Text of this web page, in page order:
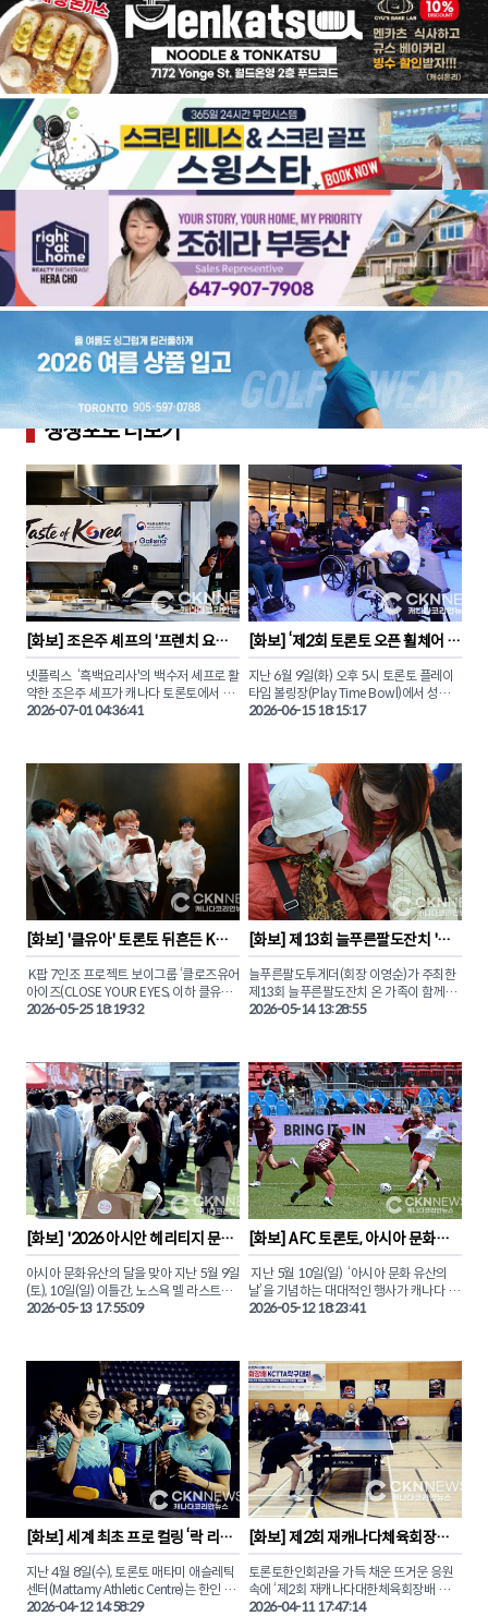
생생포토더보기
[화보] 조은주 셰프의 '프렌치 요리
와 한식의 만남' 토론토 시연회
넷플릭스  ‘흑백요리사'의 백수저 셰프로 활
약한 조은주 셰프가 캐나다 토론토에서 고
품격 K-푸드의 진수를 선보였다.
열린 이번 행사는 온주한인비즈니스협회
(KCBA)와 한식진흥원(KFPI)이 공동 주최
하고, 주토론토총영사관과 갤러리아슈퍼마
켓의 후원으로 진행됐다.
‘고품격 K-파인 다이닝과 창작 칵테일의 만
남(THE CULINARY CONVERGENCE)’이
라는 주제로 열린 조은주 셰프의 정교한 프
렌치 분자요리 기법과 한국 전통 식재료의
깊은 맛이 접시 위에서 독창적인 예술로 피
어났다.
현지 미식가들과 한인 요식업계 리더들은
눈과 입을 모두 사로잡는 조은주 셰프의 아
름다운 요리 시연회 현장의 감동을 CKN뉴
2026-07-01 04:36:41
[화보] ‘제2회 토론토 오픈 휠체어 볼
링대회’ 화합과 감동의 현장
지난 6월 9일(화) 오후 5시 토론토 플레이
타임 볼링장(Play Time Bowl)에서 성인장
애인공동체 주최로 열린 ‘제2회 토론토 오
이날 대회는 장애인과 비장애인이 한자리
에 모여 깊은 유대감을 나누는 볼링 축제의
장으로 채워졌다.
비장애인 참가자들은 직접 휠체어에 앉아
함께 공을 굴리며 장애에 대한 편견을 허물
고 아름다운 소통의 순간을 만들어냈다.
도전과 성취 그리고 따뜻한 연대의 감동이
교차했던 그날의 생생한 장면들을 독자들
에게 화보로 전해본다.
2026-06-15 18:15:17
[화보] '클유아' 토론토 뒤흔든 K
팝… 캐나다 투어 콘서트 성료
K팝 7인조 프로젝트 보이그룹 ‘클로즈유어
아이즈(CLOSE YOUR EYES, 이하 클유
아)’가 토론토에서 캐나다 첫 번째 단독 콘
토론토 공연은 지난 5월 22일(금) 오후 6
30분, 다운타운에 위치한 ‘블루마 애플 시
어터(Bluma Appel Theatre)’에서 ‘비욘드
유어 아이즈(BEYOND YOUR EYES)’라는
타이틀로 800여명의 관객들 앞에서 개최
됐다.
이번 공연은 '클유아'의 공식 팬덤인 '클로
저(CLOSER)' 팬들의 뜨거운 호응 속에 전
석 매진을 기록했다. 본보가 직접 취재한 클
유아의 토론토 콘서트를 사진으로 만나보
자.
© 2026 CANADA KOREAN NETWORK
NEWS (CKN뉴스)
2026-05-25 18:19:32
[화보] 제13회 늘푸른팔도잔치 '어
버이날 행사' 성황리 개최
늘푸른팔도투게더(회장 이영순)가 주최한
제13회 늘푸른팔도잔치 온 가족이 함께하
는 ‘어버이날 행사’가 지난 9일(토) 오후 5
마무리됐다.
이날 행사에는 지역 한인 어르신과 내외빈,
공연진을 포함해 약 200여 명이 참석했으
며 도윤주 씨의 사회로 진행됐다.
1부와 2부로 나뉘어 다채로운 프로그램과
기념식 행사가 진행됐다. CKN뉴스와 함께
이날 현장의 뜨거운 분위기를 만나보자.
2026-05-14 13:28:55
[화보] '2026 아시안 헤리티지 문화
축제' 성료 … '열정과 화합'
아시아 문화유산의 달을 맞아 지난 5월 9일
(토), 10일(일) 이틀간, 노스욕 멜 라스트먼
광장에서 펼쳐진 ‘2026 아시안 헤리티지
이번 행사에는 올리비아 차우 토론토 시장
과 조성준 온타리오주 장관, 알리 에사시 하
원의원, 릴리 쳉 시의원 등 한인 사회에 친
숙한 정재계 주요 인사들이 대거 참석하며
아시아계 커뮤니티가 토론토의 성장을 이
끄는 핵심 원동력임을 입증하는 시간을 가
특히 전통 사자춤으로 포문을 연 현장은 세
대와 국적을 초월해 아시아의 유구한 전통
을 공유하는 화합의 장으로 거듭났다.
이번 행사에서 선보인 K-푸드와 K-팝 커버
댄스팀 ‘SeaGalz’의 무대는 축제의 열기를
2026-05-13 17:55:09
[화보] AFC 토론토, 아시아 문화유
산 및 어머니날 기념행사 개최
지난 5월 10일(일)  ‘아시아 문화 유산의
날’을 기념하는 대대적인 행사가 캐나다 여
자 프로축구 노던 슈퍼리그(NSL) 소속 AFC
이날 경기에서 AFC 토론토는 몬트리올 로
지스에 0-1로 패하며 시즌 첫 패배를 기록
했으나 하프타임 및 경기 전후에 다양한 아
시아 민족 행사가 열러 마더스데이를 맞아
경기장을 찾은 관중들에게 특별한 감동을
선사했다.
CKN뉴스(캐나다코리안뉴스)는 이날 진행
된 캐나다 판소리센터 이상아 음악감독의
'오 캐나다' 열창과 AFC공동창립자 브랜다
하의 토큰 토스, 한국계 AFC 토론토 에이스
사만다 창을 모습을 사진에 담았다 .
'아시아 문화유산의 날' 기념행사와 함께 펼
2026-05-12 18:23:41
[화보] 세계 최초 프로 컬링 ‘락 리그’
대한민국 김민지, 설예은 출전
지난 4월 8일(수), 토론토 매타미 애슬레틱
센터(Mattamy Athletic Centre)는 한인 동
포들의 뜨거운 함성으로 가득 찼다. 세계 최
2026-04-12 14:58:29
[화보] 제2회 재캐나다체육회장배
탁구대회 '종목별 수상자'
토론토한인회관을 가득 채운 뜨거운 응원
속에 ‘제2회 재캐나다대한체육회장배 탁구
대회’의 종목별 주인공들이 가려졌습니다.
2026-04-11 17:47:14